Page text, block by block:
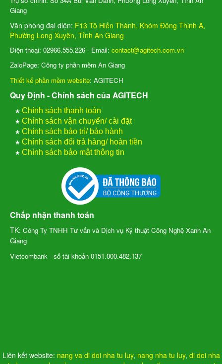
Giang
Văn phòng đại diện: F13 Tô Hiến Thành, Khóm Đông Thịnh A,
Phường Long Xuyên, Tỉnh An Giang
Điện thoại: 02966.555.226 - Email: contact@agitech.com.vn
ZaloPage: Công ty phần mềm An Giang
Thiết kế phần mềm website: AGITECH
Quy Định - Chính sách của AGITECH
★ Chính sách thanh toán
★ Chính sách vận chuyển/ cài đặt
★ Chính sách bảo trì/ bảo hành
★ Chính sách đổi trả hàng/ hoàn tiền
★ Chính sách bảo mật thông tin
Chấp nhận thanh toán
TK: Công Ty TNHH Tư vấn và Dịch vụ Kỹ thuật Công Nghệ Xanh An
Giang
Vietcombank - số tài khoản 0151.000.482.137
Liên kết website: nang va di doi nha tu luy, nang nha tu luy, di doi nha